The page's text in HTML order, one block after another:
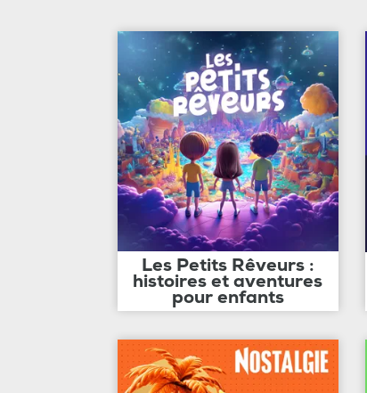
Les Petits Rêveurs :
histoires et aventures
pour enfants